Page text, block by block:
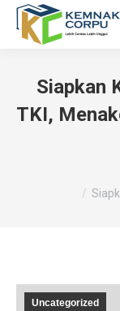
Siapkan
TKI,
Uncategorized